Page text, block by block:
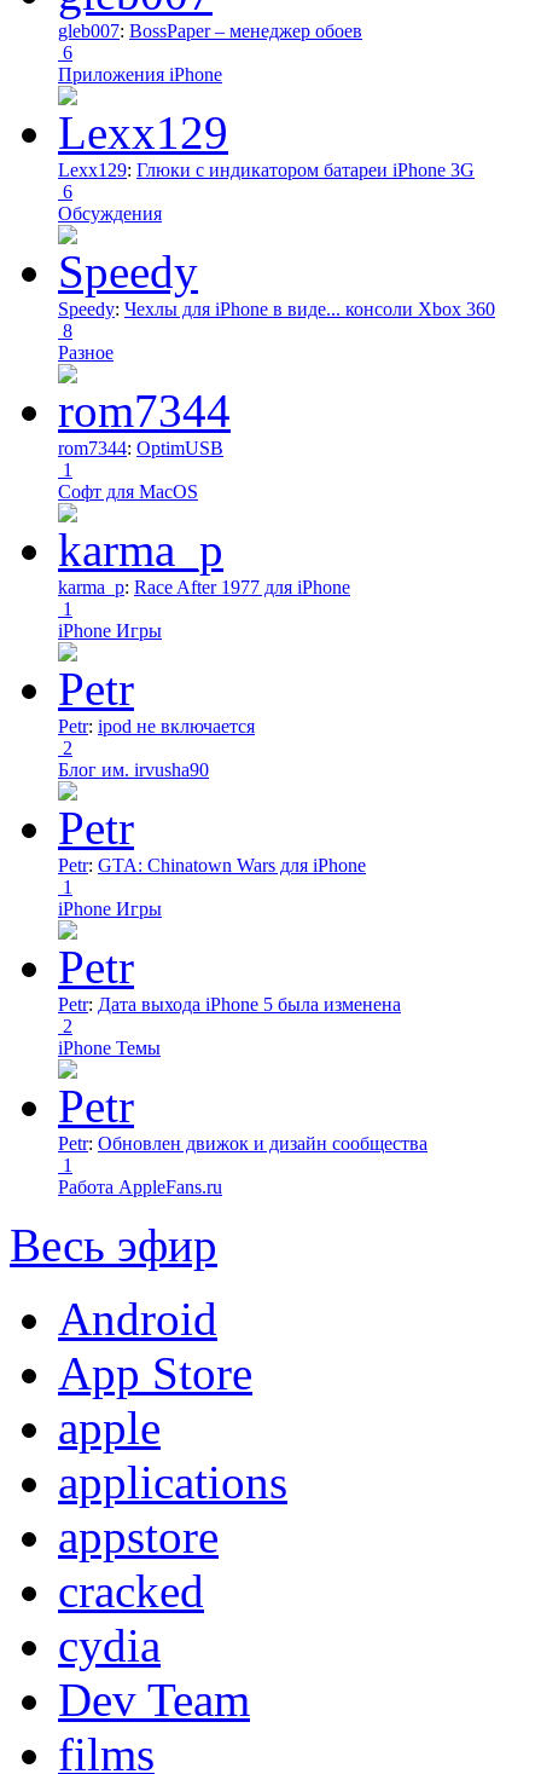
gleb007: BossPaper – менеджер обоев
6
Приложения iPhone
Lexx129: Глюки с индикатором батареи iPhone 3G
6
Обсуждения
Speedy: Чехлы для iPhone в виде... консоли Xbox 360
8
Разное
rom7344: OptimUSB
1
Софт для MacOS
karma_p: Race After 1977 для iPhone
1
iPhone Игры
Petr: ipod не включается
2
Блог им. irvusha90
Petr: GTA: Chinatown Wars для iPhone
1
iPhone Игры
Petr: Дата выхода iPhone 5 была изменена
2
iPhone Темы
Petr: Обновлен движок и дизайн сообщества
1
Работа AppleFans.ru
Весь эфир
Android
App Store
apple
applications
appstore
cracked
cydia
Dev Team
films